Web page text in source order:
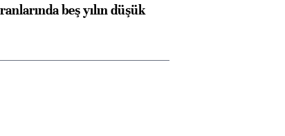
beş yılın düşük